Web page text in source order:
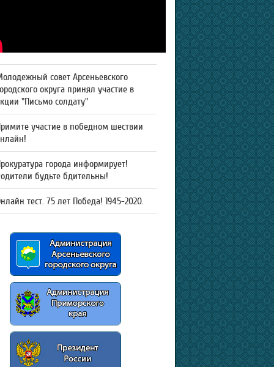
совет Арсеньевского
округа принял участие в
"Письмо солдату"
участие в победном шествии
города информирует!
будьте бдительны!
тест. 75 лет Победа! 1945-2020.